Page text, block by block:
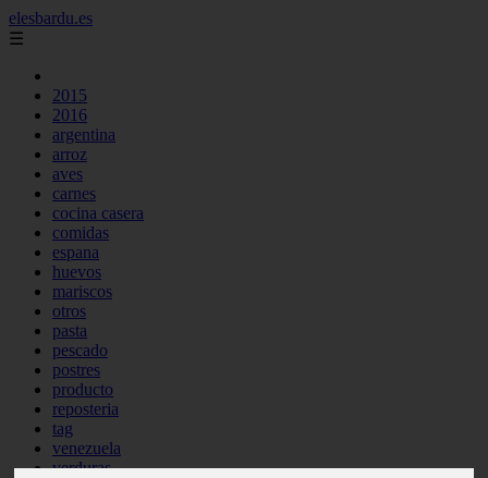
elesbardu.es
☰
2015
2016
argentina
arroz
aves
carnes
cocina casera
comidas
espana
huevos
mariscos
otros
pasta
pescado
postres
producto
reposteria
tag
venezuela
verduras